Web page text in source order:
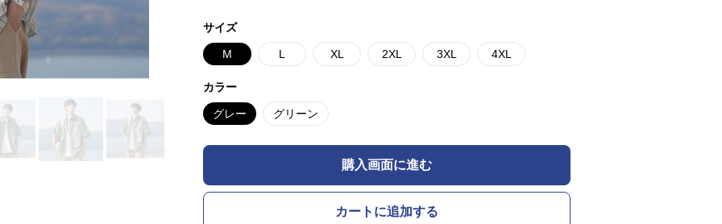
サイズ
M L XL 2XL 3XL 4XL
カラー
グレー グリーン
購入画面に進む
カートに追加する